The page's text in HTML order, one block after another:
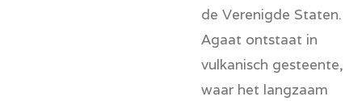
de Verenigde Staten.
Agaat ontstaat in
vulkanisch gesteente,
waar het langzaam